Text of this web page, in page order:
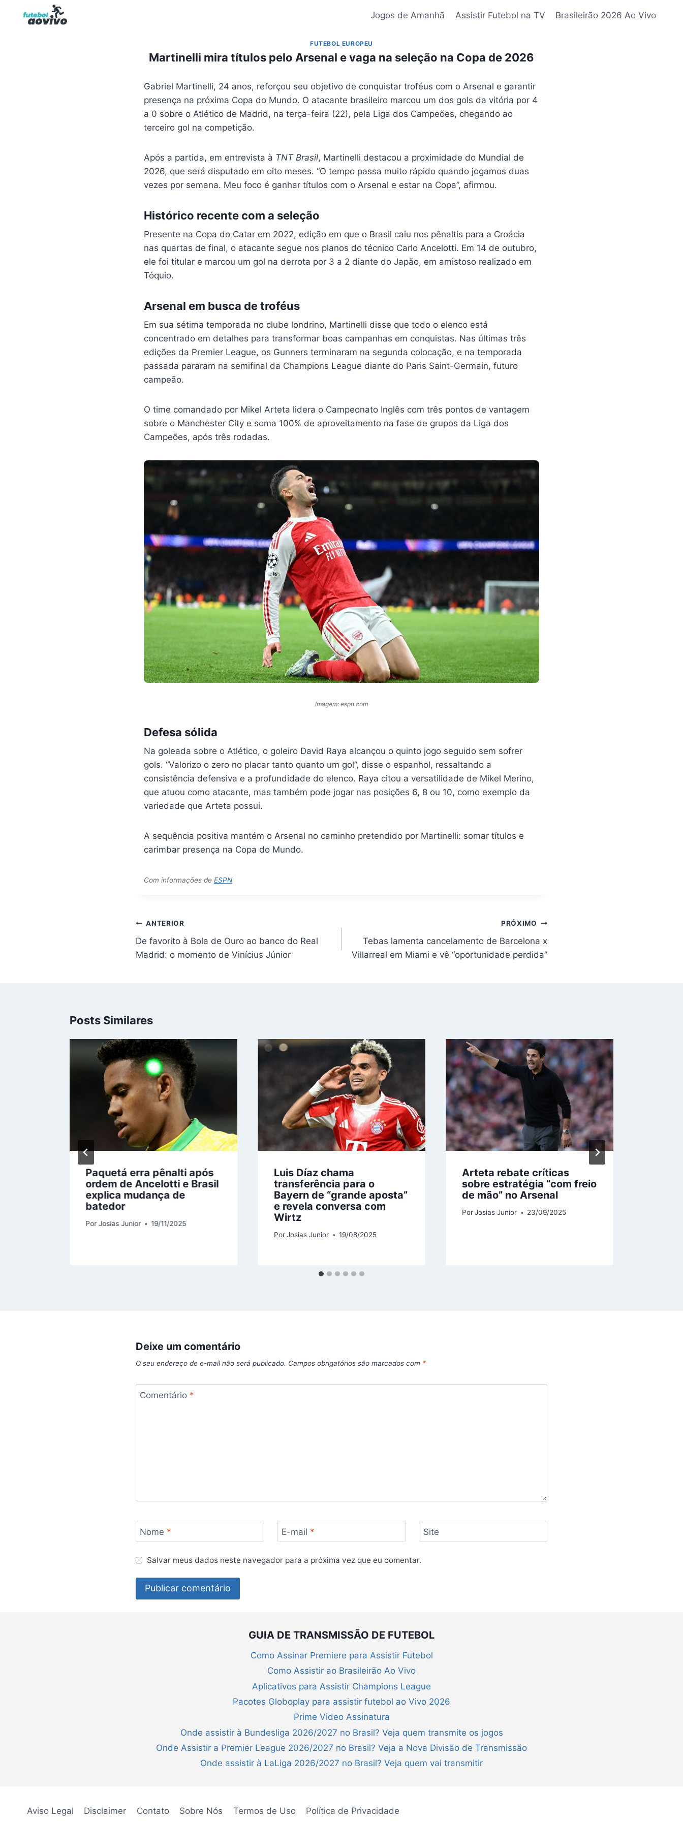
Jogos de Amanhã Assistir Futebol na TV Brasileirão 2026 Ao Vivo
FUTEBOL EUROPEU
Martinelli mira títulos pelo Arsenal e vaga na seleção na Copa de 2026
Gabriel Martinelli, 24 anos, reforçou seu objetivo de conquistar troféus com o Arsenal e garantir
presença na próxima Copa do Mundo. O atacante brasileiro marcou um dos gols da vitória por 4
a 0 sobre o Atlético de Madrid, na terça-feira (22), pela Liga dos Campeões, chegando ao
terceiro gol na competição.
Após a partida, em entrevista à TNT Brasil, Martinelli destacou a proximidade do Mundial de
2026, que será disputado em oito meses. “O tempo passa muito rápido quando jogamos duas
vezes por semana. Meu foco é ganhar títulos com o Arsenal e estar na Copa”, afirmou.
Histórico recente com a seleção
Presente na Copa do Catar em 2022, edição em que o Brasil caiu nos pênaltis para a Croácia
nas quartas de final, o atacante segue nos planos do técnico Carlo Ancelotti. Em 14 de outubro,
ele foi titular e marcou um gol na derrota por 3 a 2 diante do Japão, em amistoso realizado em
Tóquio.
Arsenal em busca de troféus
Em sua sétima temporada no clube londrino, Martinelli disse que todo o elenco está
concentrado em detalhes para transformar boas campanhas em conquistas. Nas últimas três
edições da Premier League, os Gunners terminaram na segunda colocação, e na temporada
passada pararam na semifinal da Champions League diante do Paris Saint-Germain, futuro
campeão.
O time comandado por Mikel Arteta lidera o Campeonato Inglês com três pontos de vantagem
sobre o Manchester City e soma 100% de aproveitamento na fase de grupos da Liga dos
Campeões, após três rodadas.
Imagem: espn.com
Defesa sólida
Na goleada sobre o Atlético, o goleiro David Raya alcançou o quinto jogo seguido sem sofrer
gols. “Valorizo o zero no placar tanto quanto um gol”, disse o espanhol, ressaltando a
consistência defensiva e a profundidade do elenco. Raya citou a versatilidade de Mikel Merino,
que atuou como atacante, mas também pode jogar nas posições 6, 8 ou 10, como exemplo da
variedade que Arteta possui.
A sequência positiva mantém o Arsenal no caminho pretendido por Martinelli: somar títulos e
carimbar presença na Copa do Mundo.
Com informações de ESPN
Navegação
de
Post
ANTERIOR
De favorito à Bola de Ouro ao banco do Real
Madrid: o momento de Vinícius Júnior
PRÓXIMO
Tebas lamenta cancelamento de Barcelona x
Villarreal em Miami e vê “oportunidade perdida”
Posts Similares
Paquetá erra pênalti após
ordem de Ancelotti e Brasil
explica mudança de
batedor
PorJosias Junior 19/11/2025
Luis Díaz chama
transferência para o
Bayern de “grande aposta”
e revela conversa com
Wirtz
PorJosias Junior 19/08/2025
Arteta rebate críticas
sobre estratégia “com freio
de mão” no Arsenal
Por Josias Junior 23/09/2025
Deixe um comentário
O seu endereço de e-mail não será publicado. Campos obrigatórios são marcados com *
Comentário *
Nome * E-mail * Site
Salvar meus dados neste navegador para a próxima vez que eu comentar.
GUIA DE TRANSMISSÃO DE FUTEBOL
Como Assinar Premiere para Assistir Futebol
Como Assistir ao Brasileirão Ao Vivo
Aplicativos para Assistir Champions League
Pacotes Globoplay para assistir futebol ao Vivo 2026
Prime Video Assinatura
Onde assistir à Bundesliga 2026/2027 no Brasil? Veja quem transmite os jogos
Onde Assistir a Premier League 2026/2027 no Brasil? Veja a Nova Divisão de Transmissão
Onde assistir à LaLiga 2026/2027 no Brasil? Veja quem vai transmitir
Aviso Legal Disclaimer Contato Sobre Nós Termos de Uso Política de Privacidade